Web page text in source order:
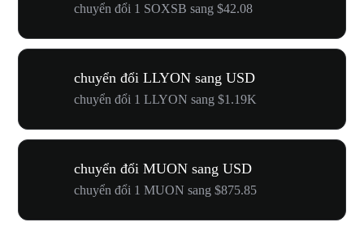
chuyển đổi 1 SOXSB sang $42.08
chuyển đổi LLYON sang USD
chuyển đổi 1 LLYON sang $1.19K
chuyển đổi MUON sang USD
chuyển đổi 1 MUON sang $875.85